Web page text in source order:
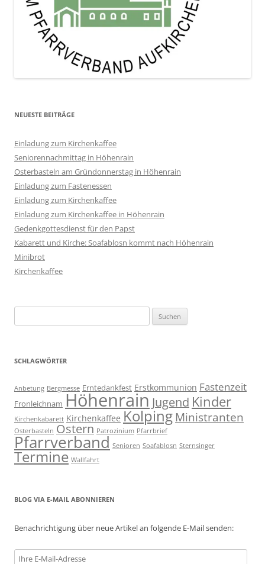
NEUESTE BEITRÄGE
Einladung zum Kirchenkaffee
Seniorennachmittag in Höhenrain
Osterbasteln am Gründonnerstag in Höhenrain
Einladung zum Fastenessen
Einladung zum Kirchenkaffee
Einladung zum Kirchenkaffee in Höhenrain
Gedenkgottesdienst für den Papst
Kabarett und Kirche: Soafablosn kommt nach Höhenrain
Minibrot
Kirchenkaffee
nach:
SCHLAGWÖRTER
Anbetung Bergmesse Erntedankfest Erstkommunion Fastenzeit
Fronleichnam Höhenrain Jugend Kinder
Kirchenkabarett Kirchenkaffee Kolping Ministranten
Osterbasteln Ostern Patrozinium Pfarrbrief
Pfarrverband Senioren Soafablosn Sternsinger
Termine Wallfahrt
BLOG VIA E-MAIL ABONNIEREN
Benachrichtigung über neue Artikel an folgende E-Mail senden:
Ihre